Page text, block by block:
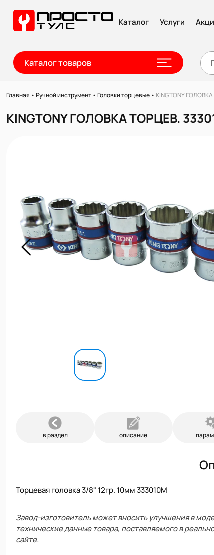
Каталог Услуги
Каталог товаров
Главная •Ручной инструмент •Головки торцевые • KINGTONY
KINGTONY ГОЛОВКА ТОРЦЕВ.
в раздел описание
Торцевая головка 3/8" 12гр. 10мм 333010M
Завод-изготовитель может вносить улучшения в
технические данные товара, поставляемого в
сайте.